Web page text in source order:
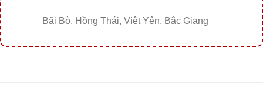
Bãi Bò, Hồng Thái, Việt Yên, Bắc Giang